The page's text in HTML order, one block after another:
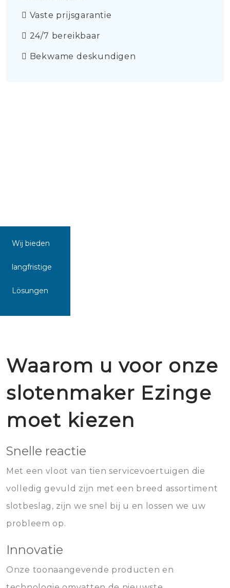
Vaste prijsgarantie
24/7 bereikbaar
Bekwame deskundigen
Wij bieden
langfristige
Lösungen
Waarom u voor onze
slotenmaker Ezinge
moet kiezen
Snelle reactie
Met een vloot van tien servicevoertuigen die
volledig gevuld zijn met een breed assortiment
slotbeslag, zijn we snel bij u en lossen we uw
probleem op.
Innovatie
Onze toonaangevende producten en